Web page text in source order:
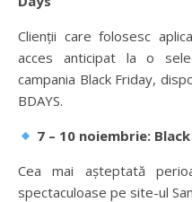
Clienții care folosesc
acces anticipat la o
campania Black Friday,
BDAYS.
7 – 10 noiembrie:
Cea mai așteptată
spectaculoase pe site-ul